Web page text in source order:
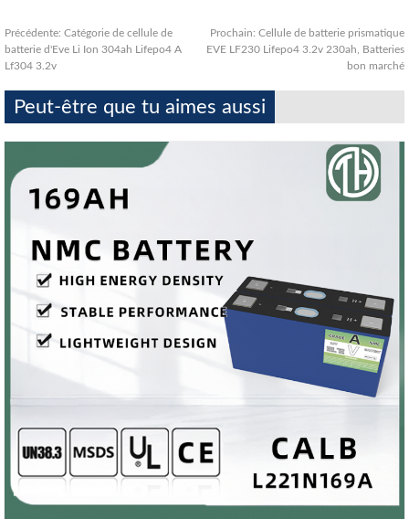
Précédente: Catégorie de cellule de
batterie d'Eve Li Ion 304ah Lifepo4 A
Lf304 3.2v
Prochain: Cellule de batterie prismatique
EVE LF230 Lifepo4 3.2v 230ah, Batteries
bon marché
Peut-être que tu aimes aussi